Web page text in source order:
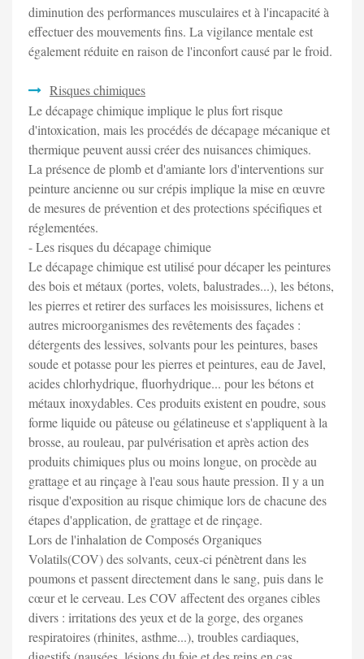
diminution des performances musculaires et à l'incapacité à
effectuer des mouvements fins. La vigilance mentale est
également réduite en raison de l'inconfort causé par le froid.
Risques chimiques
Le décapage chimique implique le plus fort risque
d'intoxication, mais les procédés de décapage mécanique et
thermique peuvent aussi créer des nuisances chimiques.
La présence de plomb et d'amiante lors d'interventions sur
peinture ancienne ou sur crépis implique la mise en œuvre
de mesures de prévention et des protections spécifiques et
réglementées.
- Les risques du décapage chimique
Le décapage chimique est utilisé pour décaper les peintures
des bois et métaux (portes, volets, balustrades...), les bétons,
les pierres et retirer des surfaces les moisissures, lichens et
autres microorganismes des revêtements des façades :
détergents des lessives, solvants pour les peintures, bases
soude et potasse pour les pierres et peintures, eau de Javel,
acides chlorhydrique, fluorhydrique... pour les bétons et
métaux inoxydables. Ces produits existent en poudre, sous
forme liquide ou pâteuse ou gélatineuse et s'appliquent à la
brosse, au rouleau, par pulvérisation et après action des
produits chimiques plus ou moins longue, on procède au
grattage et au rinçage à l'eau sous haute pression. Il y a un
risque d'exposition au risque chimique lors de chacune des
étapes d'application, de grattage et de rinçage.
Lors de l'inhalation de Composés Organiques
Volatils(COV) des solvants, ceux-ci pénètrent dans les
poumons et passent directement dans le sang, puis dans le
cœur et le cerveau. Les COV affectent des organes cibles
divers : irritations des yeux et de la gorge, des organes
respiratoires (rhinites, asthme...), troubles cardiaques,